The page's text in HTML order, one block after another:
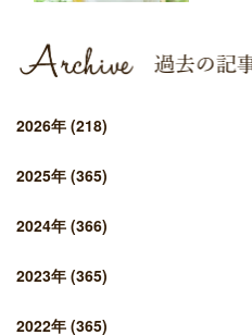
2026年 (218)
2025年 (365)
2024年 (366)
2023年 (365)
2022年 (365)